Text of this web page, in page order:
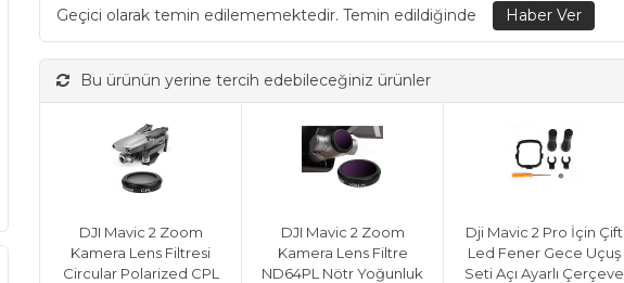
Geçici olarak temin edilememektedir. Temin edildiğinde
Bu ürünün yerine tercih edebileceğiniz ürünler
DJI Mavic 2 Zoom
Kamera Lens Filtresi
Circular Polarized CPL
DJI Mavic 2 Zoom
Kamera Lens Filtre
ND64PL Nötr Yoğunluk
Dji Mavic 2 Pro İçin Çift
Led Fener Gece Uçuş
Seti Açı Ayarlı Çerçeve